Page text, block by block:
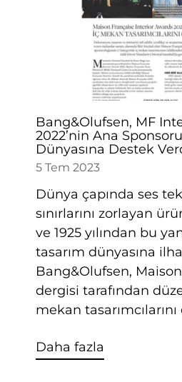
Bang&Olufsen, MF
2022’nin Ana
Dünyasına Destek
5 Tem 2023
Dünya çapında ses
sınırlarını zorlayan
ve 1925 yılından bu
tasarım dünyasına
Bang&Olufsen,
dergisi tarafından
mekan
Daha fazla